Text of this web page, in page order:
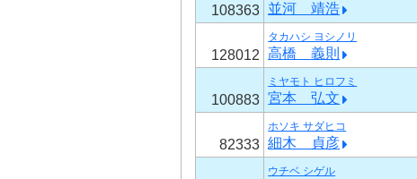
108363 並河 靖浩
128012
タカハシ ヨシノリ
高橋 義則
100883
ミヤモト ヒロフミ
宮本 弘文
82333
ホソキ サダヒコ
細木 貞彦
ウチベ シゲル